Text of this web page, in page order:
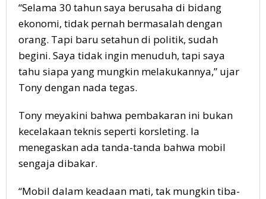
“Selama 30 tahun saya berusaha di bidang
ekonomi, tidak pernah bermasalah dengan
orang. Tapi baru setahun di politik, sudah
begini. Saya tidak ingin menuduh, tapi saya
tahu siapa yang mungkin melakukannya,” ujar
Tony dengan nada tegas.
Tony meyakini bahwa pembakaran ini bukan
kecelakaan teknis seperti korsleting. Ia
menegaskan ada tanda-tanda bahwa mobil
sengaja dibakar.
“Mobil dalam keadaan mati, tak mungkin tiba-